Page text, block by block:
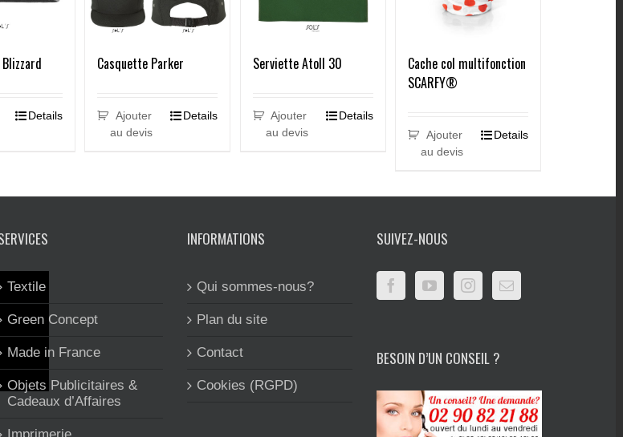
Details
Casquette Parker
Ajouter
au devis
Details
Serviette Atoll 30
Ajouter
au devis
Details
Cache col multifonction
SCARFY®
Ajouter
au devis
Details
Textile
Green Concept
Made in France
Objets Publicitaires &
Cadeaux d’Affaires
INFORMATIONS
Qui sommes-nous?
Plan du site
Contact
Cookies (RGPD)
SUIVEZ-NOUS
BESOIN D’UN CONSEIL ?